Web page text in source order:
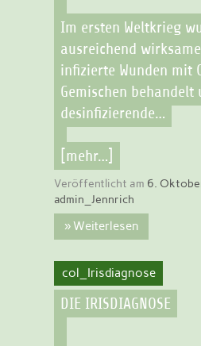
Im ersten Weltkrieg
ausreichend
infizierte Wunden mit
Gemischen behandelt
desinfizierende…
[mehr…]
Veröffentlicht am 6.
admin_Jennrich
» Weiterlesen
col_Irisdiagnose
DIE IRISDIAGNOSE